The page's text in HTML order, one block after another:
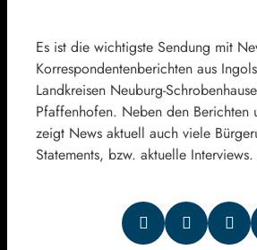
Es ist die wichtigste Sendung mit
Korrespondentenberichten aus
Landkreisen Neuburg-
Pfaffenhofen. Neben den Berichten
zeigt News aktuell auch viele
Statements, bzw. aktuelle Interviews.